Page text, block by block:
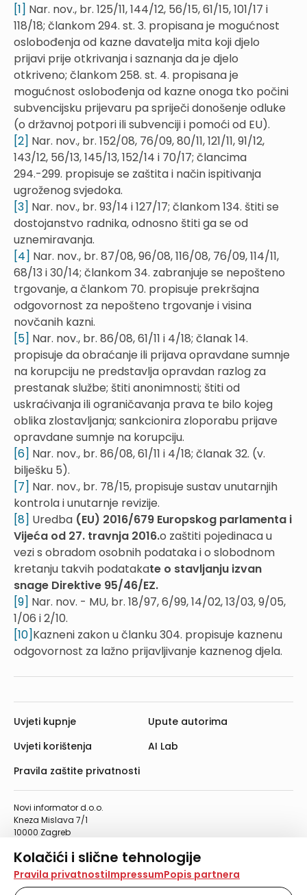
Kolačići i slične tehnologije
Na našoj web stranici koristimo kolačiće i slične
tehnologije za pohranu, čitanje i obradu informacija na
Pravila privatnostiImpressumPopis partnera
[1] Nar. nov., br. 125/11, 144/12, 56/15, 61/15, 101/17 i
118/18; člankom 294. st. 3. propisana je mogućnost
oslobođenja od kazne davatelja mita koji djelo
prijavi prije otkrivanja i saznanja da je djelo
otkriveno; člankom 258. st. 4. propisana je
mogućnost oslobođenja od kazne onoga tko počini
subvencijsku prijevaru pa spriječi donošenje odluke
(o državnoj potpori ili subvenciji i pomoći od EU).
[2] Nar. nov., br. 152/08, 76/09, 80/11, 121/11, 91/12,
143/12, 56/13, 145/13, 152/14 i 70/17; člancima
294.-299. propisuje se zaštita i način ispitivanja
ugroženog svjedoka.
[3] Nar. nov., br. 93/14 i 127/17; člankom 134. štiti se
dostojanstvo radnika, odnosno štiti ga se od
uznemiravanja.
[4] Nar. nov., br. 87/08, 96/08, 116/08, 76/09, 114/11,
68/13 i 30/14; člankom 34. zabranjuje se nepošteno
trgovanje, a člankom 70. propisuje prekršajna
odgovornost za nepošteno trgovanje i visina
novčanih kazni.
[5] Nar. nov., br. 86/08, 61/11 i 4/18; članak 14.
propisuje da obraćanje ili prijava opravdane sumnje
na korupciju ne predstavlja opravdan razlog za
prestanak službe; štiti anonimnosti; štiti od
uskraćivanja ili ograničavanja prava te bilo kojeg
oblika zlostavljanja; sankcionira zloporabu prijave
opravdane sumnje na korupciju.
[6] Nar. nov., br. 86/08, 61/11 i 4/18; članak 32. (v.
bilješku 5).
[7] Nar. nov., br. 78/15, propisuje sustav unutarnjih
kontrola i unutarnje revizije.
[8] Uredba (EU) 2016/679 Europskog parlamenta i
Vijeća od 27. travnja 2016.o zaštiti pojedinaca u
vezi s obradom osobnih podataka i o slobodnom
kretanju takvih podatakate o stavljanju izvan
snage Direktive 95/46/EZ.
[9] Nar. nov. - MU, br. 18/97, 6/99, 14/02, 13/03, 9/05,
1/06 i 2/10.
[10]Kazneni zakon u članku 304. propisuje kaznenu
odgovornost za lažno prijavljivanje kaznenog djela.
Novi informator d.o.o.
Kneza Mislava 7/1
10000 Zagreb
Telefaks: 01/4612-553
info@informator.hr
Uvjeti kupnje
Uvjeti korištenja
Pravila zaštite privatnosti
Upute autorima
AI Lab